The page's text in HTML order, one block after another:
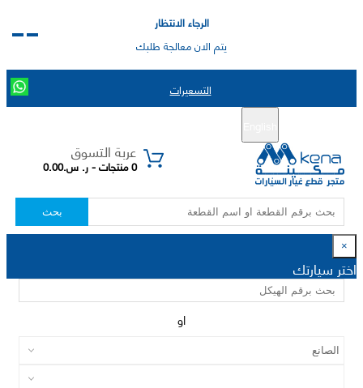
الرجاء الانتظار
يتم الان معالجة طلبك
التسعيرات
عربة التسوق
0 منتجات - ر. س.0.00
بحث
×
اختر سيارتك
او